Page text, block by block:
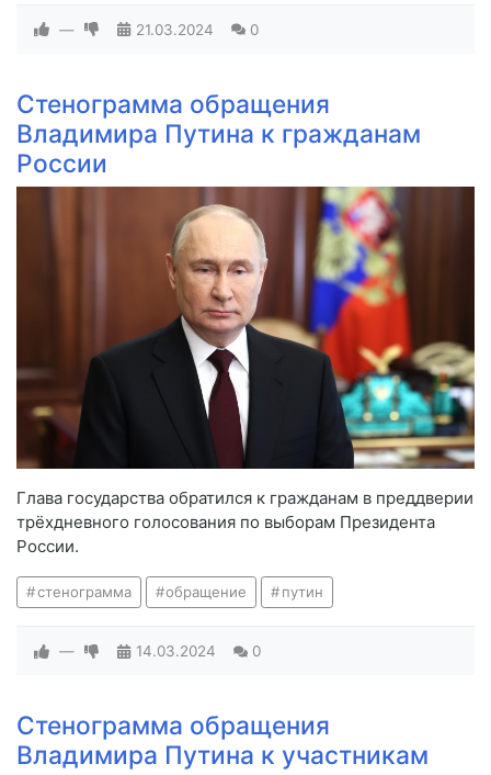
— 21.03.2024 0
Стенограмма обращения
Владимира Путина к гражданам
России
Глава государства обратился к гражданам в преддверии
трёхдневного голосования по выборам Президента
России.
стенограмма обращение путин
— 14.03.2024 0
Стенограмма обращения
Владимира Путина к участникам